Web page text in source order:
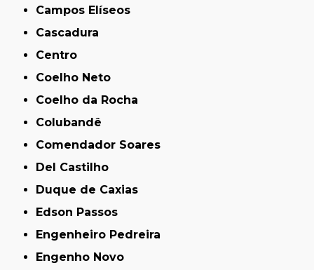
Campos Elíseos
Cascadura
Centro
Coelho Neto
Coelho da Rocha
Colubandê
Comendador Soares
Del Castilho
Duque de Caxias
Edson Passos
Engenheiro Pedreira
Engenho Novo